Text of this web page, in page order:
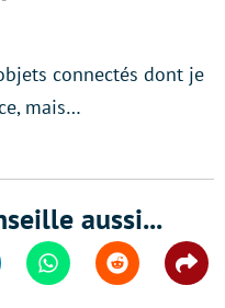
connectés dont je
mais…
aussi...
WhatsappReddit